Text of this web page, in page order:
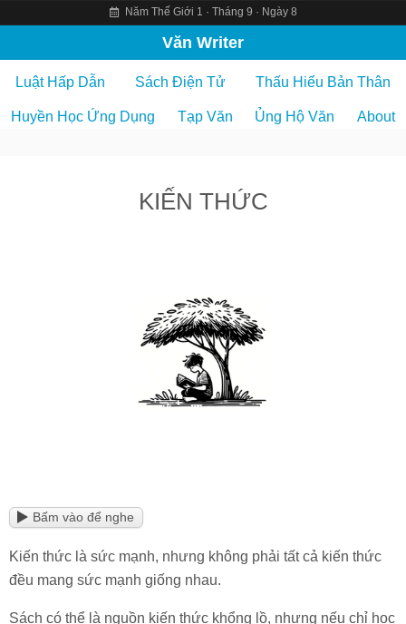
Năm Thế Giới 1 · Tháng 9 · Ngày 8
k
Văn Writer
Luật Hấp Dẫn Sách Điện Tử Thấu Hiểu Bản Thân
Huyền Học Ứng Dụng Tạp Văn Ủng Hộ Văn About
KIẾN THỨC
Bấm vào để nghe
Kiến thức là sức mạnh, nhưng không phải tất cả kiến thức
đều mang sức mạnh giống nhau.
Sách có thể là nguồn kiến thức khổng lồ, nhưng nếu chỉ học